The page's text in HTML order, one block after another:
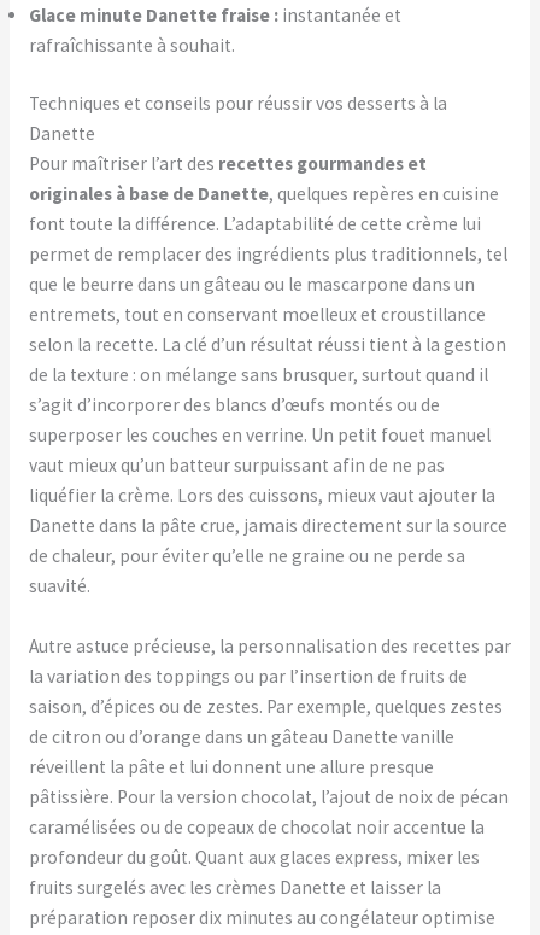
Glace minute Danette fraise :instantanée et
rafraîchissante à souhait.
Techniques et conseils pour réussir vos desserts à la
Danette
Pour maîtriser l’art des recettes gourmandes et
originales à base de Danette, quelques repères en cuisine
font toute la différence. L’adaptabilité de cette crème lui
permet de remplacer des ingrédients plus traditionnels, tel
que le beurre dans un gâteau ou le mascarpone dans un
entremets, tout en conservant moelleux et croustillance
selon la recette. La clé d’un résultat réussi tient à la gestion
de la texture : on mélange sans brusquer, surtout quand il
s’agit d’incorporer des blancs d’œufs montés ou de
superposer les couches en verrine. Un petit fouet manuel
vaut mieux qu’un batteur surpuissant afin de ne pas
liquéfier la crème. Lors des cuissons, mieux vaut ajouter la
Danette dans la pâte crue, jamais directement sur la source
de chaleur, pour éviter qu’elle ne graine ou ne perde sa
suavité.
Autre astuce précieuse, la personnalisation des recettes par
la variation des toppings ou par l’insertion de fruits de
saison, d’épices ou de zestes. Par exemple, quelques zestes
de citron ou d’orange dans un gâteau Danette vanille
réveillent la pâte et lui donnent une allure presque
pâtissière. Pour la version chocolat, l’ajout de noix de pécan
caramélisées ou de copeaux de chocolat noir accentue la
profondeur du goût. Quant aux glaces express, mixer les
fruits surgelés avec les crèmes Danette et laisser la
préparation reposer dix minutes au congélateur optimise